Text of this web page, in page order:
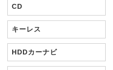
CD
キーレス
HDDカーナビ